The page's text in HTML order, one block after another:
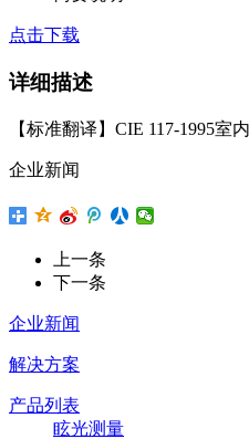
点击下载
详细描述
【标准翻译】CIE 117-1995室
企业新闻
上一条
下一条
企业新闻
解决方案
产品列表
眩光测量